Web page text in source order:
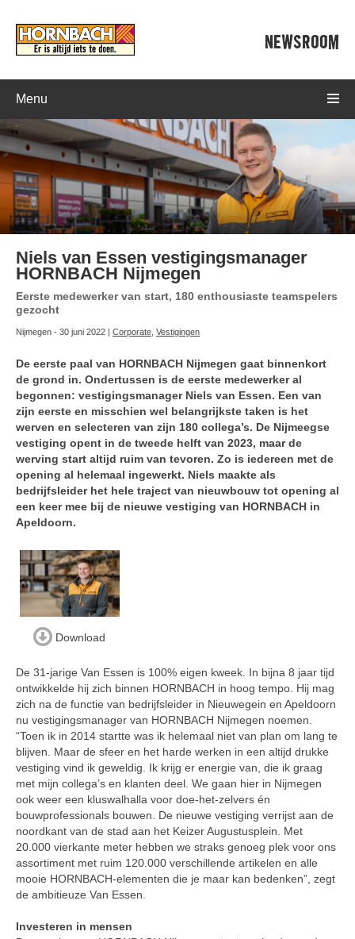
NEWSROOM
Menu
Niels van Essen vestigingsmanager
HORNBACH Nijmegen
Eerste medewerker van start, 180 enthousiaste teamspelers
gezocht
Nijmegen - 30 juni 2022 | Corporate Vestigingen
De eerste paal van HORNBACH Nijmegen gaat binnenkort
de grond in. Ondertussen is de eerste medewerker al
begonnen: vestigingsmanager Niels van Essen. Een van
zijn eerste en misschien wel belangrijkste taken is het
werven en selecteren van zijn 180 collega’s. De Nijmeegse
vestiging opent in de tweede helft van 2023, maar de
werving start altijd ruim van tevoren. Zo is iedereen met de
opening al helemaal ingewerkt. Niels maakte als
bedrijfsleider het hele traject van nieuwbouw tot opening al
een keer mee bij de nieuwe vestiging van HORNBACH in
Apeldoorn.
Download
De 31-jarige Van Essen is 100% eigen kweek. In bijna 8 jaar tijd
ontwikkelde hij zich binnen HORNBACH in hoog tempo. Hij mag
zich na de functie van bedrijfsleider in Nieuwegein en Apeldoorn
nu vestigingsmanager van HORNBACH Nijmegen noemen.
“Toen ik in 2014 startte was ik helemaal niet van plan om lang te
blijven. Maar de sfeer en het harde werken in een altijd drukke
vestiging vind ik geweldig. Ik krijg er energie van, die ik graag
met mijn collega’s en klanten deel. We gaan hier in Nijmegen
ook weer een kluswalhalla voor doe-het-zelvers én
bouwprofessionals bouwen. De nieuwe vestiging verrijst aan de
noordkant van de stad aan het Keizer Augustusplein. Met
20.000 vierkante meter hebben we straks genoeg plek voor ons
assortiment met ruim 120.000 verschillende artikelen en alle
mooie HORNBACH-elementen die je maar kan bedenken”, zegt
de ambitieuze Van Essen.
Investeren in mensen